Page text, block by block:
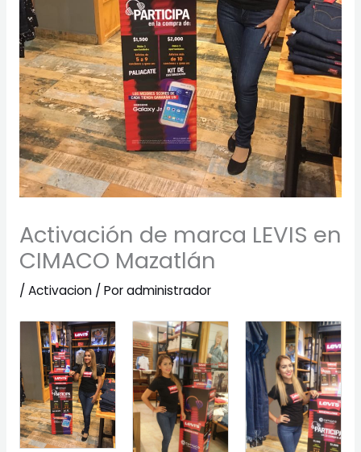
Activación de marca LEVIS en
CIMACO Mazatlán
/ Activacion/ Poradministrador